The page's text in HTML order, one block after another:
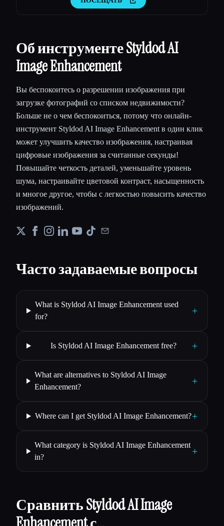
Об инструменте Styldod AI
Image Enhancement
Вы беспокоитесь о разрешении изображения при
загрузке фотографий со списком недвижимости?
Больше не о чем беспокоиться, потому что онлайн-
инструмент Styldod AI Image Enhancement в один клик
может улучшить качество изображения, настраивая
цифровые изображения за считанные секунды!
Повышайте четкость деталей, уменьшайте уровень
шума, настраивайте цветовой контраст, насыщенность
и многое другое, чтобы с легкостью повысить качество
изображений.
Часто задаваемые вопросы
What is Styldod AI Image Enhancement used
for?
+
Is Styldod AI Image Enhancement free? +
What are alternatives to Styldod AI Image
Enhancement?
+
Where can I get Styldod AI Image Enhancement?+
What category is Styldod AI Image Enhancement
in?
+
Сравнить Styldod AI Image